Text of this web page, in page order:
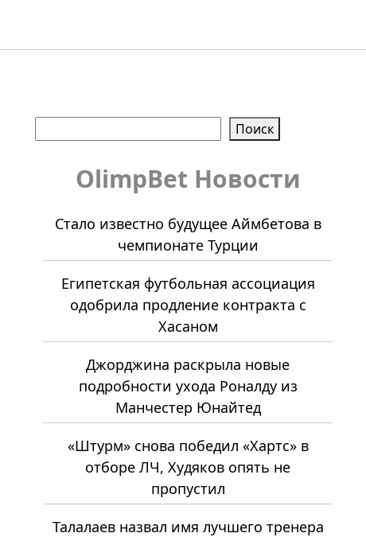
Поиск
OlimpBet Новости
Стало известно будущее Аймбетова в
чемпионате Турции
Египетская футбольная ассоциация
одобрила продление контракта с
Хасаном
Джорджина раскрыла новые
подробности ухода Роналду из
Манчестер Юнайтед
«Штурм» снова победил «Хартс» в
отборе ЛЧ, Худяков опять не
пропустил
Талалаев назвал имя лучшего тренера